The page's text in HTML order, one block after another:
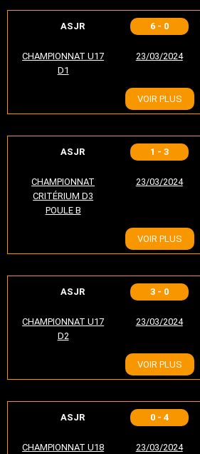
ASJR 6 - 0
CHAMPIONNAT U17
D1
23/03/2024
VOIR PLUS
ASJR 1 - 3
CHAMPIONNAT
CRITÉRIUM D3
POULE B
23/03/2024
VOIR PLUS
ASJR 3 - 0
CHAMPIONNAT U17
D2
23/03/2024
VOIR PLUS
ASJR 0 - 4
CHAMPIONNAT U18
23/03/2024